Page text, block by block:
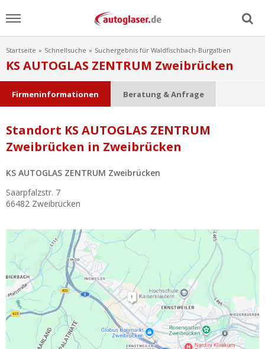
Menu
Home
Ratgeber
Scheibensuche
FAQ
Lexikon
Ist Ihre Werkstatt schon dabei?
Kostenlos eintragen
Werkstatt Login
Startseite Schnellsuche Suchergebnis für Waldfischbach-Burgalben
KS AUTOGLAS ZENTRUM Zweibrücken
Firmeninformationen Beratung & Anfrage
Standort KS AUTOGLAS ZENTRUM
Zweibrücken in Zweibrücken
KS AUTOGLAS ZENTRUM Zweibrücken
Saarpfalzstr. 7
66482 Zweibrücken